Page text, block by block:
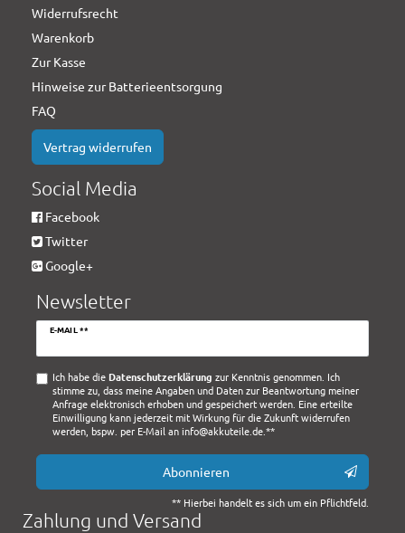
Widerrufsrecht
Warenkorb
Zur Kasse
Hinweise zur Batterieentsorgung
FAQ
Vertrag widerrufen
Social Media
Facebook
Twitter
Google+
Newsletter
E-MAIL **
Newsletter
Ich habe die Daten­schutz­erklärung zur Kenntnis genommen. Ich
stimme zu, dass meine Angaben und Daten zur Beantwortung meiner
Anfrage elektronisch erhoben und gespeichert werden. Eine erteilte
Einwilligung kann jederzeit mit Wirkung für die Zukunft widerrufen
werden, bspw. per E-Mail an info@akkuteile.de.**
Abonnieren
** Hierbei handelt es sich um ein Pflichtfeld.
Zahlung und Versand